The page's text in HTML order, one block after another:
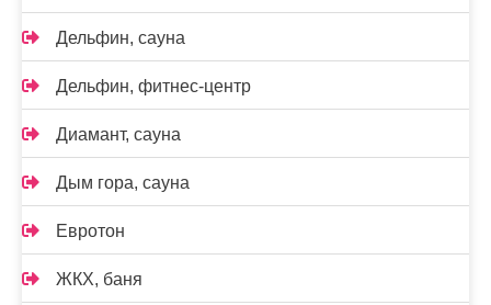
Дельфин, сауна
Дельфин, фитнес-центр
Диамант, сауна
Дым гора, сауна
Евротон
ЖКХ, баня